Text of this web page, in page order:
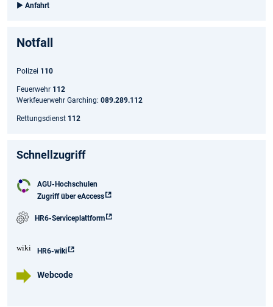
► Anfahrt
Notfall
Polizei 110
Feuerwehr 112
Werkfeuerwehr Garching: 089.289.112
Rettungsdienst 112
Schnellzugriff
AGU-Hochschulen
Zugriff über eAccess
HR6-Serviceplattform
HR6-wiki
Webcode